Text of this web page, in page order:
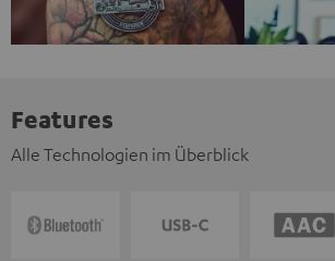
Features
Alle Technologien im Überblick